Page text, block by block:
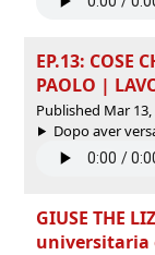
EP.13: COSE
PAOLO |
Published Mar 13,
Dopo aver
GIUSE THE
universitaria